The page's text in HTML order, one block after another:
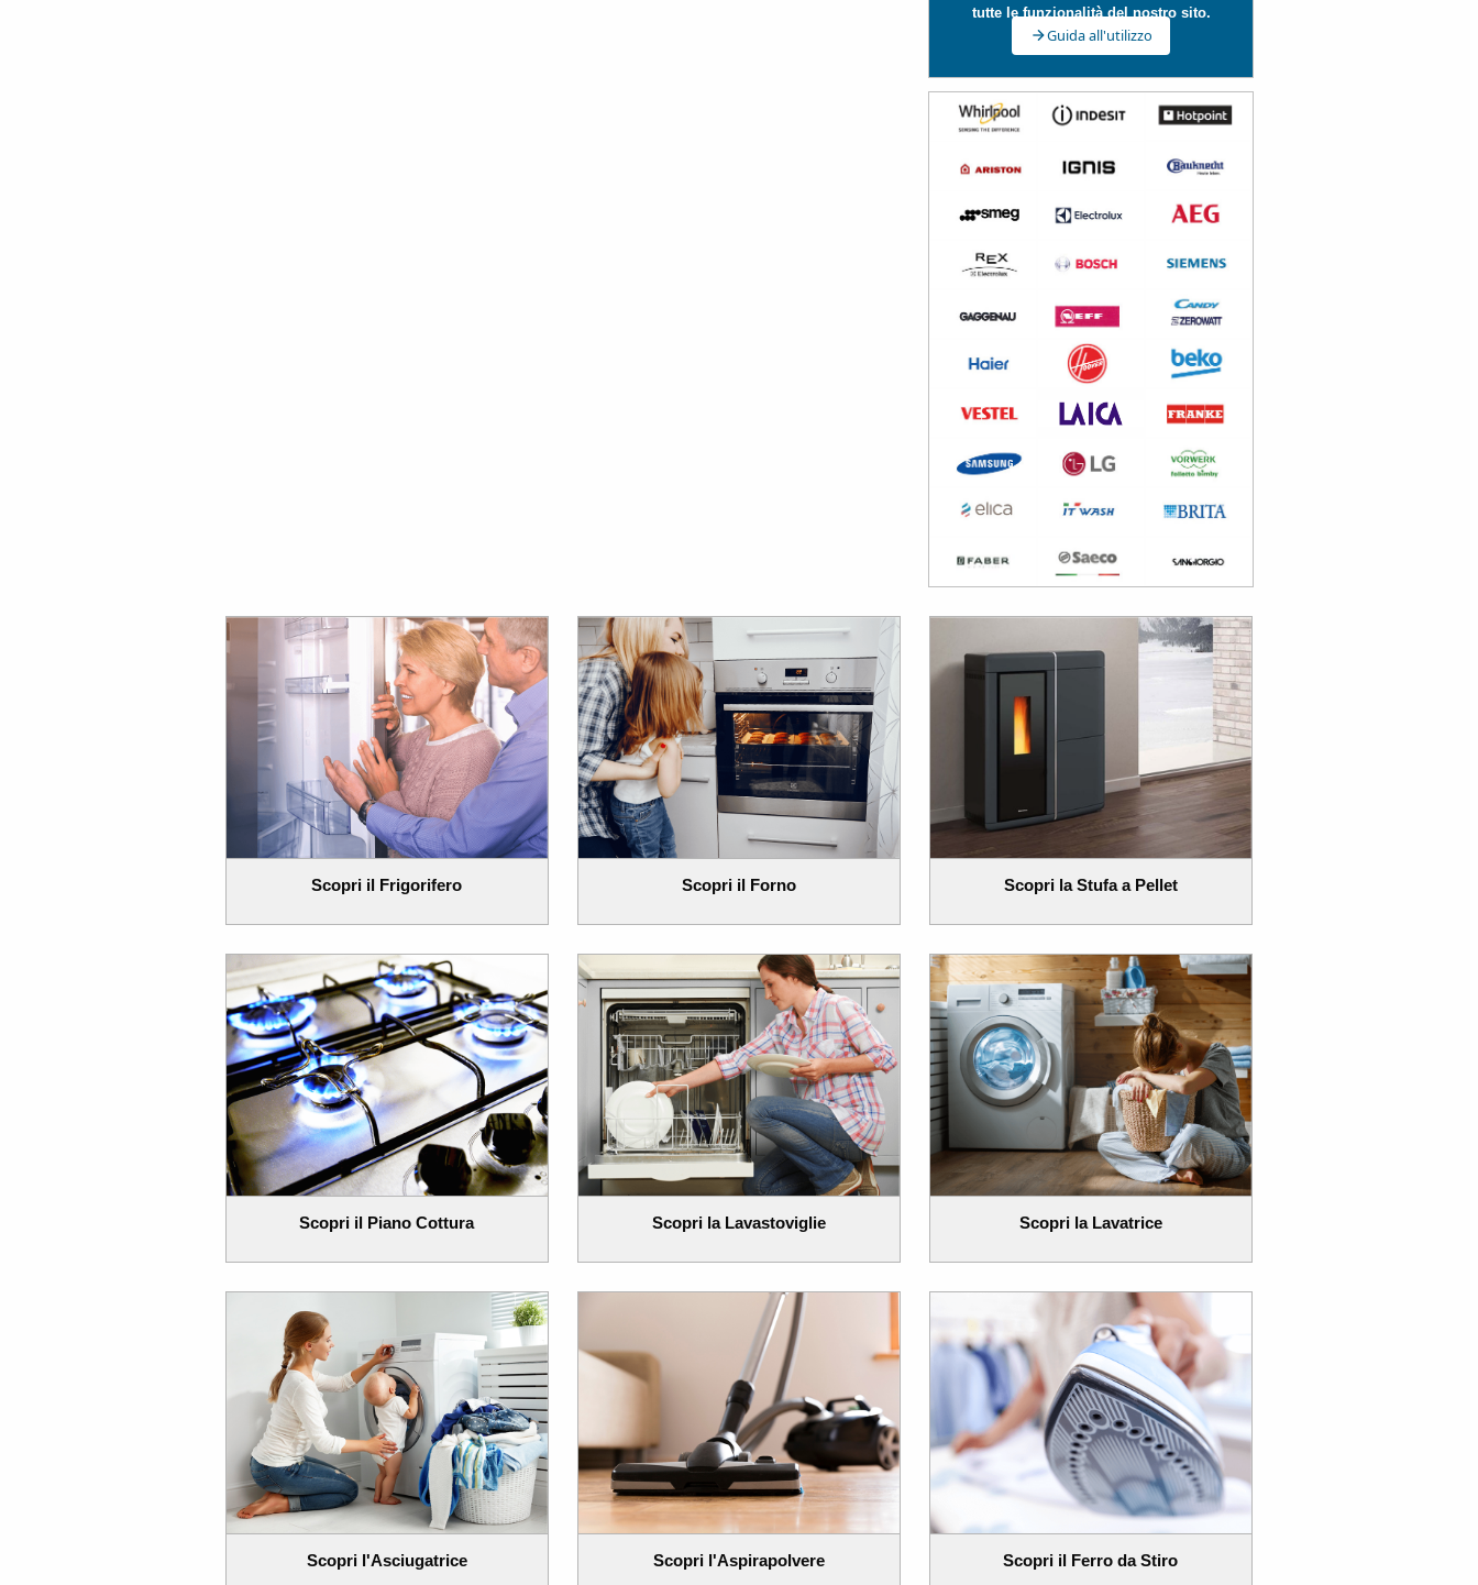
tutte le funzionalità del nostro sito.
Guida all'utilizzo
Scopri il Frigorifero Scopri il Forno Scopri la Stufa a Pellet
Scopri il Piano Cottura Scopri la Lavastoviglie Scopri la Lavatrice
Scopri l'Asciugatrice Scopri l'Aspirapolvere Scopri il Ferro da Stiro